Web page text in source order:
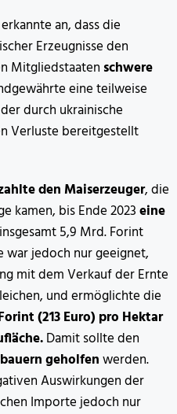
an, dass die
Erzeugnisse den
Mitgliedstaaten schwere
eine teilweise
durch ukrainische
Verluste bereitgestellt
den Maiserzeuger, die
kamen, bis Ende 2023eine
5,9 Mrd. Forint
war jedoch nur geeignet,
mit dem Verkauf der Ernte
und ermöglichte die
(213 Euro) pro Hektar
Damit sollte den
geholfenwerden.
Auswirkungen der
Importe jedoch nur